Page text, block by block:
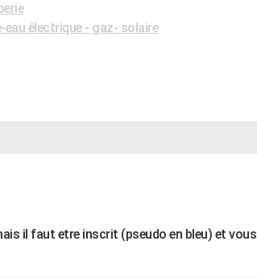
électrique - gaz- solaire
il faut etre inscrit (pseudo en bleu) et vous